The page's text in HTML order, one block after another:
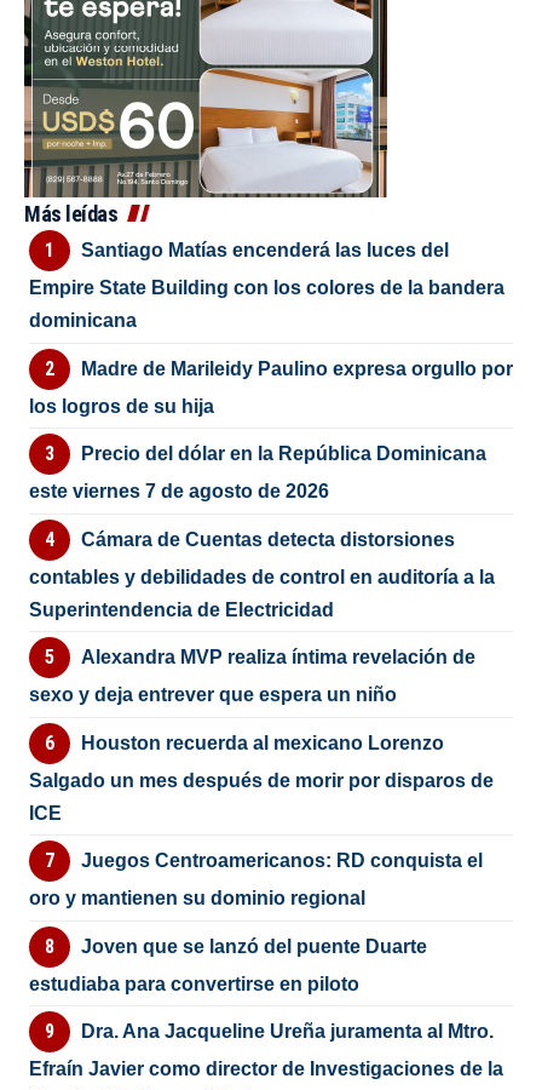
Más leídas
Santiago Matías encenderá las luces del
Empire State Building con los colores de la bandera
dominicana
Madre de Marileidy Paulino expresa orgullo por
los logros de su hija
Precio del dólar en la República Dominicana
este viernes 7 de agosto de 2026
Cámara de Cuentas detecta distorsiones
contables y debilidades de control en auditoría a la
Superintendencia de Electricidad
Alexandra MVP realiza íntima revelación de
sexo y deja entrever que espera un niño
Houston recuerda al mexicano Lorenzo
Salgado un mes después de morir por disparos de
ICE
Juegos Centroamericanos: RD conquista el
oro y mantienen su dominio regional
Joven que se lanzó del puente Duarte
estudiaba para convertirse en piloto
Dra. Ana Jacqueline Ureña juramenta al Mtro.
Efraín Javier como director de Investigaciones de la